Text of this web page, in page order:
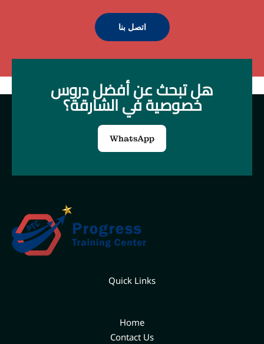
اتصل بنا
هل تبحث عن أفضل دروس
خصوصية في الشارقة؟
WhatsApp
Quick Links
Home
Contact Us